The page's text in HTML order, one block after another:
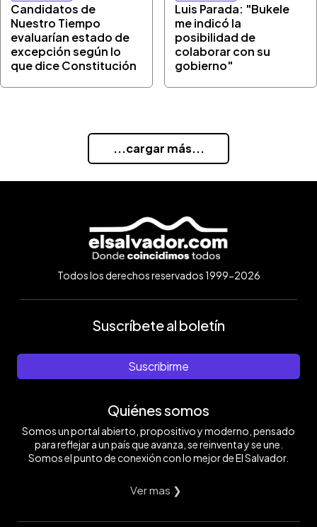
Candidatos de
Nuestro Tiempo
evaluarían estado de
excepción según lo
que dice Constitución
Luis Parada: "Bukele
me indicó la
posibilidad de
colaborar con su
gobierno"
...cargar más...
Todos los derechos reservados 1999-2026
Suscríbete al boletín
Suscribirme
Quiénes somos
Somos un portal abierto, propositivo y moderno, pensado
para reflejar a un país que avanza, se reinventa y se une.
Somos el punto de conexión con lo mejor de El Salvador.
Ver mas ❯